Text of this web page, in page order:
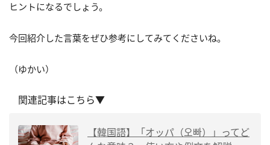
ヒントになるでしょう。
今回紹介した言葉をぜひ参考にしてみてくださいね。
（ゆかい）
関連記事はこちら▼
【韓国語】「オッパ（오빠）」ってど